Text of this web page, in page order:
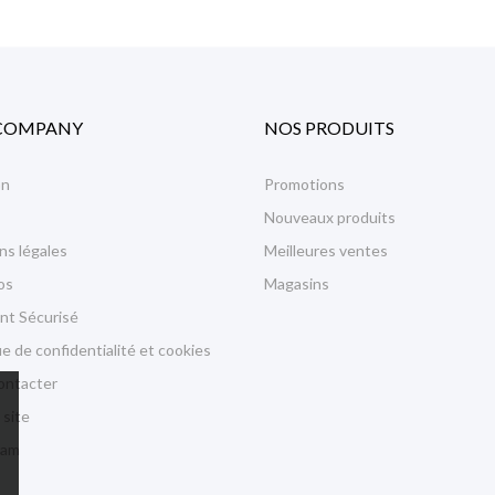
légales
Sécurisé
de confidentialité et cookies
site
NOS PRODUITS
Promotions
Nouveaux produits
Meilleures ventes
Magasins